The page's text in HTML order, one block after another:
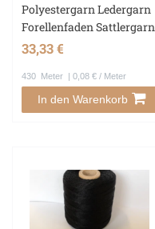
Polyestergarn Ledergarn
Forellenfaden Sattlergarn
33,33 €
430 Meter | 0,08 € / Meter
In den Warenkorb